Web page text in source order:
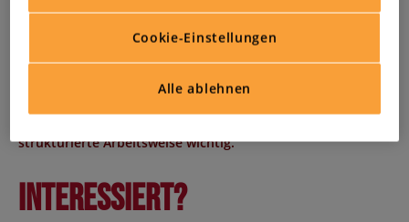
SAP-Kenntnisse sind von Vorteil
Du arbeitest genau, selbstständig und bist zur 3-
Für Deinen Einsatz als Fachkraft für Lagerlogistik (m/w/d) in
Mindelheim sind technisches Verständnis und eine
strukturierte Arbeitsweise wichtig.
Interessiert?
Cookie-Einstellungen
Alle ablehnen